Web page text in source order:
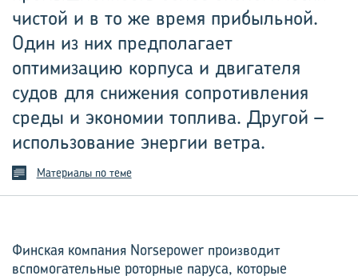
чистой и в то же время прибыльной.
Один из них предполагает
оптимизацию корпуса и двигателя
судов для снижения сопротивления
среды и экономии топлива. Другой –
использование энергии ветра.
Материалы по теме
Финская компания Norsepower производит
вспомогательные роторные паруса, которые